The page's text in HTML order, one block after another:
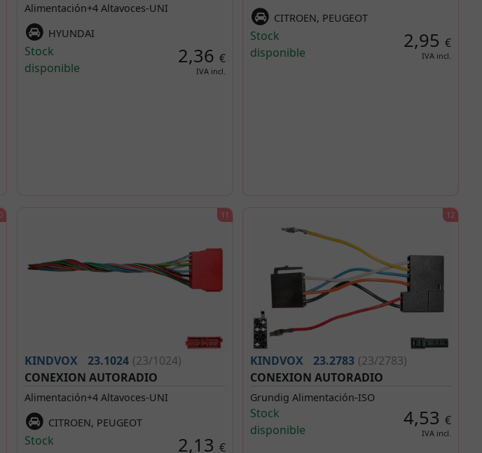
Alimentación+4 Altavoces-UNI
HYUNDAI
Stock
disponible
2,36 €
IVA incl.
CITROEN, PEUGEOT
Stock
disponible
2,95€
IVA incl.
KINDVOX 23.1024 (23/1024)
CONEXION AUTORADIO
Alimentación+4 Altavoces-UNI
CITROEN, PEUGEOT
Stock
2,13 €
KINDVOX 23.2783 (23/2783)
CONEXION AUTORADIO
Grundig Alimentación-ISO
Stock
disponible
4,53€
IVA incl.